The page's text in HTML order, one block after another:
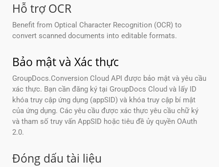
Hỗ trợ OCR
Benefit from Optical Character Recognition (OCR) to
convert scanned documents into editable formats.
Bảo mật và Xác thực
GroupDocs.Conversion Cloud API được bảo mật và yêu cầu
xác thực. Bạn cần đăng ký tại GroupDocs Cloud và lấy ID
khóa truy cập ứng dụng (appSID) và khóa truy cập bí mật
của ứng dụng. Các yêu cầu được xác thực yêu cầu chữ ký
và tham số truy vấn AppSID hoặc tiêu đề ủy quyền OAuth
2.0.
Đóng dấu tài liệu